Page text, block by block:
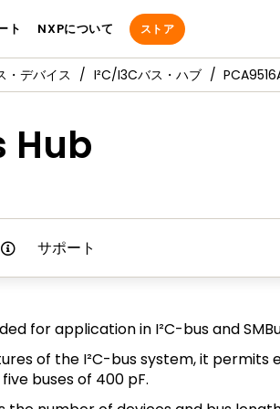
ト NXPについて ストア
・デバイス I²C/I3Cバス・ハブ
Hub
サポート
for application in I²C-bus and
of the I²C-bus system, it
buses of 400 pF.